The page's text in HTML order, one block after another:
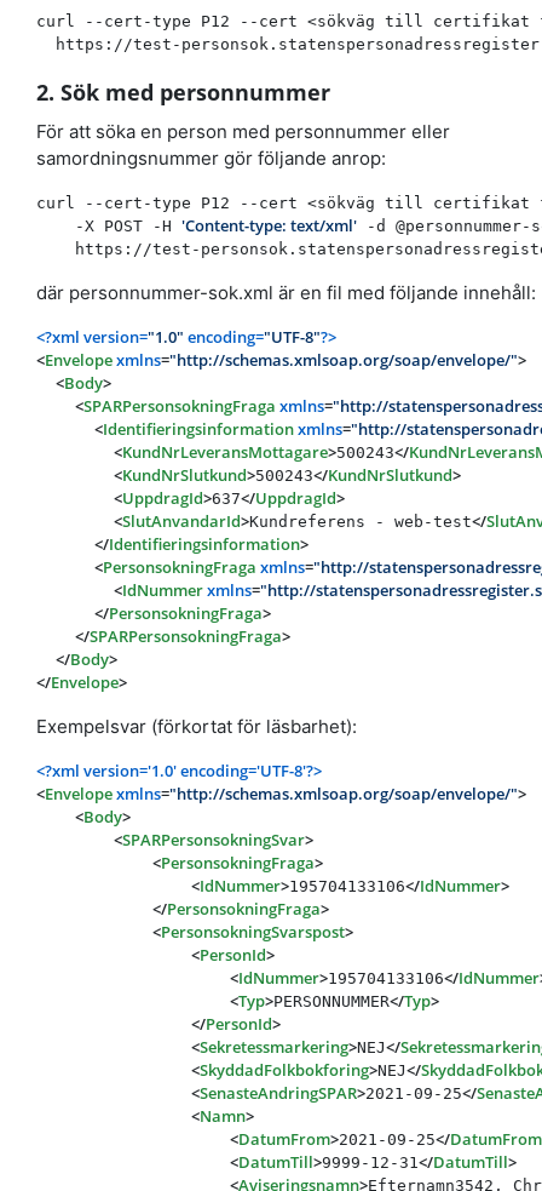
curl --cert-type P12 --cert <sökväg till certifikat
2. Sök med personnummer
För att söka en person med personnummer eller
samordningsnummer gör följande anrop:
curl --cert-type P12 --cert <sökväg till certifikat
    -X POST -H
'Content-type: text/xml' -d
där personnummer-sok.xml är en fil med följande innehåll:
<?xml version="1.0" encoding="UTF-8"?>
<Envelopexmlns="http://schemas.xmlsoap.org/soap/envelope/">
<Body>
<SPARPersonsokningFraga xmlns="http://
<Identifieringsinformationxmlns="http://
<KundNrLeveransMottagare>500243</
<KundNrSlutkund>500243</KundNrSlutkund>
<UppdragId>637</UppdragId>
<SlutAnvandarId>Kundreferens - web-test</
</Identifieringsinformation>
<PersonsokningFraga xmlns="http://
<IdNummerxmlns="http://
</PersonsokningFraga>
</SPARPersonsokningFraga>
</Body>
</Envelope>
Exempelsvar (förkortat för läsbarhet):
<?xml version='1.0' encoding='UTF-8'?>
<Envelopexmlns="http://schemas.xmlsoap.org/soap/envelope/">
<Body>
<SPARPersonsokningSvar>
<PersonsokningFraga>
<IdNummer>195704133106</IdNummer>
</PersonsokningFraga>
<PersonsokningSvarspost>
<PersonId>
<IdNummer>195704133106</IdNummer
<Typ>PERSONNUMMER</Typ>
</PersonId>
<Sekretessmarkering>NEJ</
<SkyddadFolkbokforing>NEJ</
<SenasteAndringSPAR>2021-09-25</
<Namn>
<DatumFrom>2021-09-25</DatumFrom
<DatumTill>9999-12-31 </DatumTill>
<Aviseringsnamn>Efternamn3542,